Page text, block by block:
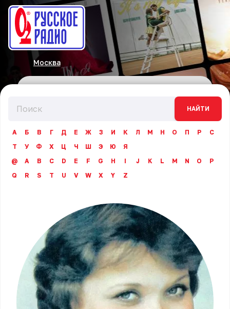
Москва
НАЙТИ
А Б В Г Д Е Ж З И К Л М Н О П Р
С
Т
У Ф Х Ц Ч Ш Э Ю
Я
@
A B C D E F G H I J K L M N O
P
Q
R S T U V W X Y Z